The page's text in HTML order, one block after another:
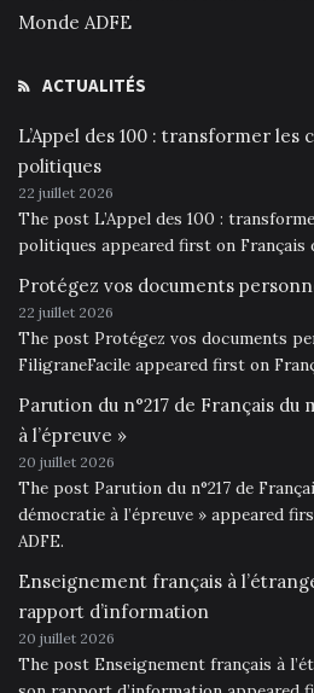
Monde ADFE
ACTUALITÉS
L’Appel des 100 : transformer les
politiques
22 juillet 2026
The post L’Appel des 100 :
politiques appeared first on Français
Protégez vos documents
22 juillet 2026
The post Protégez vos documents
FiligraneFacile appeared first on
Parution du n°217 de Français
à l’épreuve »
20 juillet 2026
The post Parution du n°217 de
démocratie à l’épreuve » appeared
ADFE.
Enseignement français à
rapport d’information
20 juillet 2026
The post Enseignement français à